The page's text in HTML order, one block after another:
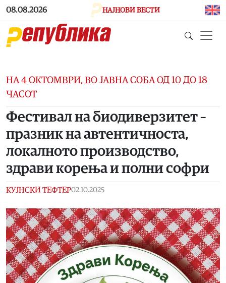
Skip to main content
08.08.2026 НАЈНОВИ ВЕСТИ
НА 4 ОКТОМВРИ, ВО ЈАВНА СОБА ОД 10 ДО 18
ЧАСОТ
Фестивал на биодиверзитет –
празник на автентичноста,
локалното производство,
здрави корења и полни софри
КУЈНСКИ ТЕФТЕР02.10.2025